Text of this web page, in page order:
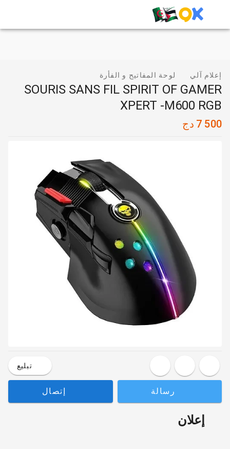
إعلام آلي لوحة المفاتيح و الفأرة
SOURIS SANS FIL SPIRIT OF GAMER
XPERT -M600 RGB
7 500 دج
تبليع
رسالة إتصال
إعلان